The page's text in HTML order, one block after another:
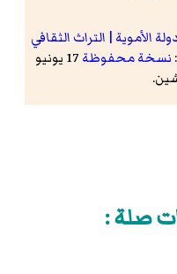
الأموية | التراث الثقافي
نسخة محفوظة
17 يونيو
صلة :